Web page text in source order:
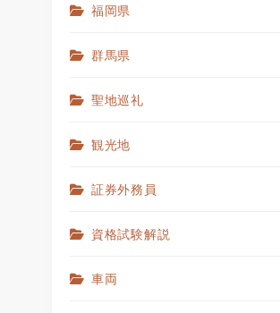
福岡県
群馬県
聖地巡礼
観光地
証券外務員
資格試験解説
車両